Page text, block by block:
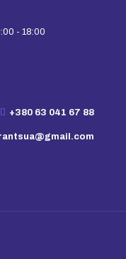
- 18:00
+380 63 041 67 88